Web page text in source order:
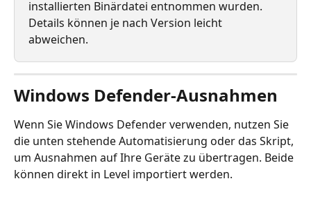
installierten Binärdatei entnommen wurden.
Details können je nach Version leicht
abweichen.
Windows Defender-Ausnahmen
Wenn Sie Windows Defender verwenden, nutzen Sie
die unten stehende Automatisierung oder das Skript,
um Ausnahmen auf Ihre Geräte zu übertragen. Beide
können direkt in Level importiert werden.